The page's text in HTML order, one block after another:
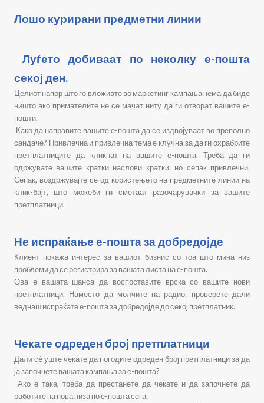
Лошо курирани предметни линии
Луѓето добиваат по неколку е-пошта
секој ден.
Целиот напор што го вложивте во маркетинг кампања нема да биде
ништо ако примателите не се мачат ниту да ги отворат вашите е-
пошти.
Како да направите вашите е-пошта да се издвојуваат во преполно
сандаче? Привлечна и привлечна тема е клучна за да ги охрабрите
претплатниците да кликнат на вашите е-пошта. Треба да ги
одржувате вашите кратки наслови кратки, но сепак привлечни.
Сепак, воздржувајте се од користењето на предметните линии на
клик-бајт, што можеби ги сметаат разочарувачки за вашите
претплатници.
Не испраќање е-пошта за добредојде
Клиент покажа интерес за вашиот бизнис со тоа што мина низ
проблеми да се регистрира за вашата листа на е-пошта.
Ова е вашата шанса да воспоставите врска со вашите нови
претплатници. Наместо да молчите на радио, проверете дали
веднаш испраќате е-пошта за добредојде до секој претплатник.
Чекате одреден број претплатници
Дали сè уште чекате да погодите одреден број претплатници за да
ја започнете вашата кампања за е-пошта?
Ако е така, треба да престанете да чекате и да започнете да
работите на нова низа по е-пошта сега.